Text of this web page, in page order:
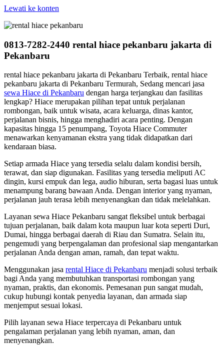
Lewati ke konten
0813-7282-2440 rental hiace pekanbaru jakarta di
Pekanbaru
rental hiace pekanbaru jakarta di Pekanbaru Terbaik, rental hiace
pekanbaru jakarta di Pekanbaru Termurah, Sedang mencari jasa
sewa Hiace di Pekanbaru dengan harga terjangkau dan fasilitas
lengkap? Hiace merupakan pilihan tepat untuk perjalanan
rombongan, baik untuk wisata, acara keluarga, dinas kantor,
perjalanan bisnis, hingga menghadiri acara penting. Dengan
kapasitas hingga 15 penumpang, Toyota Hiace Commuter
menawarkan kenyamanan ekstra yang tidak didapatkan dari
kendaraan biasa.
Setiap armada Hiace yang tersedia selalu dalam kondisi bersih,
terawat, dan siap digunakan. Fasilitas yang tersedia meliputi AC
dingin, kursi empuk dan lega, audio hiburan, serta bagasi luas untuk
menampung barang bawaan Anda. Dengan interior yang nyaman,
perjalanan jauh terasa lebih menyenangkan dan tidak melelahkan.
Layanan sewa Hiace Pekanbaru sangat fleksibel untuk berbagai
tujuan perjalanan, baik dalam kota maupun luar kota seperti Duri,
Dumai, hingga berbagai daerah di Riau dan Sumatra. Selain itu,
pengemudi yang berpengalaman dan profesional siap mengantarkan
perjalanan Anda dengan aman, ramah, dan tepat waktu.
Menggunakan jasa rental Hiace di Pekanbaru menjadi solusi terbaik
bagi Anda yang membutuhkan transportasi rombongan yang
nyaman, praktis, dan ekonomis. Pemesanan pun sangat mudah,
cukup hubungi kontak penyedia layanan, dan armada siap
menjemput sesuai lokasi.
Pilih layanan sewa Hiace terpercaya di Pekanbaru untuk
pengalaman perjalanan yang lebih nyaman, aman, dan
menyenangkan.